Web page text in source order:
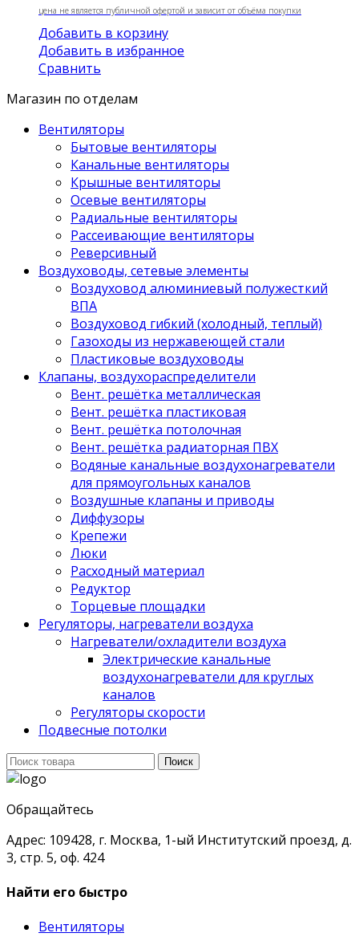
цена не является публичной офертой и зависит от объёма покупки
Добавить в корзину
Добавить в избранное
Сравнить
Магазин по отделам
Вентиляторы
Бытовые вентиляторы
Канальные вентиляторы
Крышные вентиляторы
Осевые вентиляторы
Радиальные вентиляторы
Рассеивающие вентиляторы
Реверсивный
Воздуховоды, сетевые элементы
Воздуховод алюминиевый полужесткий
ВПА
Воздуховод гибкий (холодный, теплый)
Газоходы из нержавеющей стали
Пластиковые воздуховоды
Клапаны, воздухораспределители
Вент. решётка металлическая
Вент. решётка пластиковая
Вент. решётка потолочная
Вент. решётка радиаторная ПВХ
Водяные канальные воздухонагреватели
для прямоугольных каналов
Воздушные клапаны и приводы
Диффузоры
Крепежи
Люки
Расходный материал
Редуктор
Торцевые площадки
Регуляторы, нагреватели воздуха
Нагреватели/охладители воздуха
Электрические канальные
воздухонагреватели для круглых
каналов
Регуляторы скорости
Подвесные потолки
Поиск
для:
Поиск
Обращайтесь
Адрес: 109428, г. Москва, 1-ый Институтский проезд, д.
3, стр. 5, оф. 424
Найти его быстро
Вентиляторы